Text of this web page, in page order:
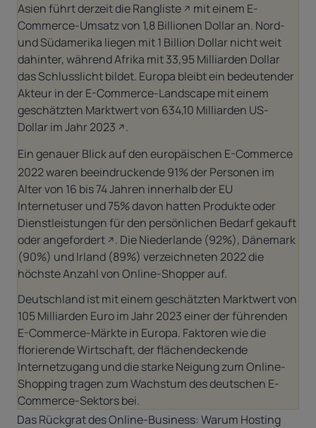
Asien führt derzeit die Rangliste
mit einem E-
Commerce-Umsatz von 1,8 Billionen Dollar an. Nord-
und Südamerika liegen mit 1 Billion Dollar nicht weit
dahinter, während Afrika mit 33,95 Milliarden Dollar
das Schlusslicht bildet. Europa bleibt ein bedeutender
Akteur in der E-Commerce-Landscape mit einem
geschätzten Marktwert von 634,10 Milliarden US-
Dollar im Jahr 2023
.
Ein genauer Blick auf den europäischen E-Commerce
2022 waren beeindruckende 91% der Personen im
Alter von 16 bis 74 Jahren innerhalb der EU
Internetuser und75% davon hatten Produkte oder
Dienstleistungen für den persönlichen Bedarf gekauft
oder angefordert
. Die Niederlande (92%), Dänemark
(90%) und Irland (89%) verzeichneten 2022 die
höchste Anzahl von Online-Shopper auf.
Deutschland ist mit einem geschätzten Marktwert von
105 Milliarden Euro im Jahr 2023 einer der führenden
E-Commerce-Märkte in Europa. Faktoren wie die
florierende Wirtschaft, der flächendeckende
Internetzugang und die starke Neigung zum Online-
Shopping tragen zum Wachstum des deutschen E-
Commerce-Sektors bei.
Das Rückgrat des Online-Business: Warum Hosting